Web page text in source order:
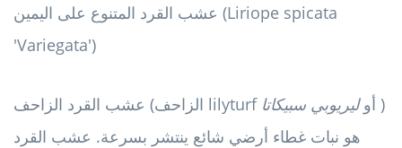
عشب القرد المتنوع على اليمين (Liriope spicata
'Variegata')
عشب القرد الزاحف (الزاحف lilyturf أوليريوبي سبيكاتا
)
هو نبات غطاء أرضي شائع ينتشر بسرعة. عشب القرد